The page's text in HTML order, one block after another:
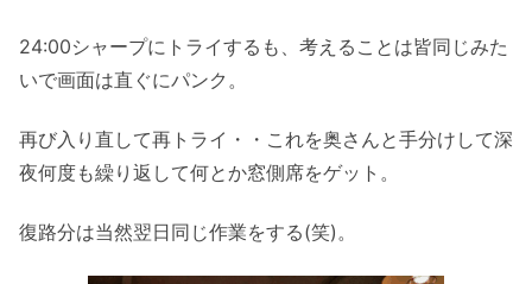
24:00シャープにトライするも、考えることは皆同じみた
いで画面は直ぐにパンク。
再び入り直して再トライ・・これを奥さんと手分けして深
夜何度も繰り返して何とか窓側席をゲット。
復路分は当然翌日同じ作業をする(笑)。